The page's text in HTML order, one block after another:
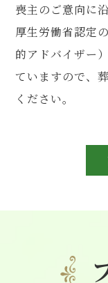
喪主のご意向に
厚生労働省認定
的アドバイザー
ていますので、
ください。